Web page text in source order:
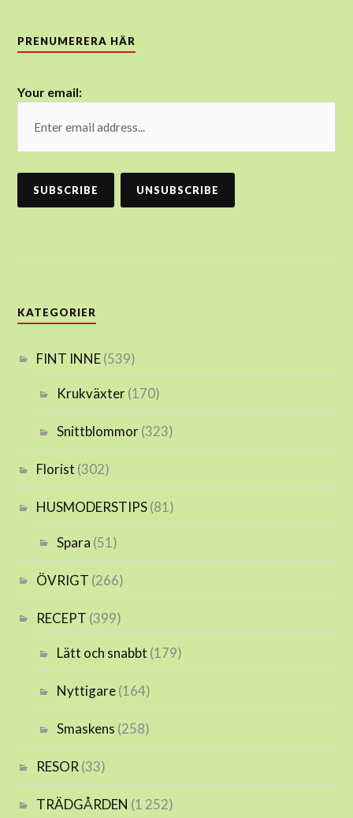
PRENUMERERA HÄR
Your email:
KATEGORIER
FINT INNE(539)
Krukväxter(170)
Snittblommor(323)
Florist (302)
HUSMODERSTIPS(81)
Spara (51)
ÖVRIGT (266)
RECEPT (399)
Lätt och snabbt (179)
Nyttigare(164)
Smaskens (258)
RESOR(33)
TRÄDGÅRDEN (1 252)